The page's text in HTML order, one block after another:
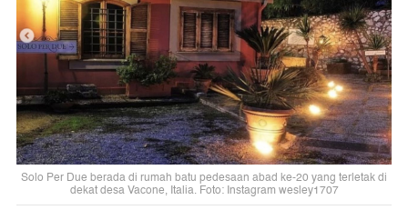
Solo Per Due berada di rumah batu pedesaan abad ke-20 yang terletak di
dekat desa Vacone, Italia. Foto: Instagram wesley1707